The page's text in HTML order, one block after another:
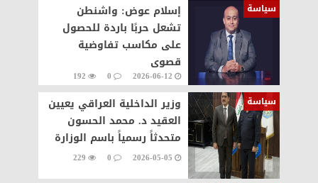
سياسة
إسلام عوض: واشنطن
تشعل حربًا باردة للحصول
على مكاسب تفاوضية
قصوى
2026-06-12
0
192
سياسة
وزير الداخلية العراقي يعيين
العقيد د. محمد الحسون
متحدثاً رسمياً باسم الوزارة
2026-05-05
0
229